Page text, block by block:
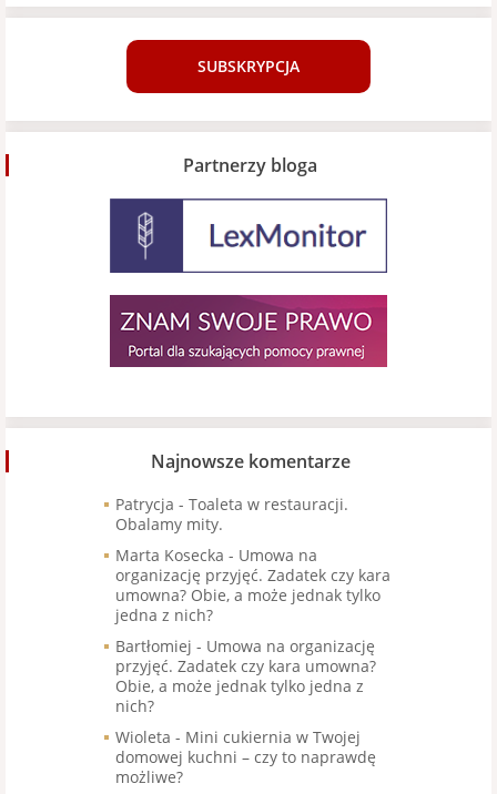
SUBSKRYPCJA
Partnerzy bloga
Najnowsze komentarze
Patrycja - Toaleta w restauracji.
Obalamy mity.
Marta Kosecka - Umowa na
organizację przyjęć. Zadatek czy kara
umowna? Obie, a może jednak tylko
jedna z nich?
Bartłomiej - Umowa na organizację
przyjęć. Zadatek czy kara umowna?
Obie, a może jednak tylko jedna z
nich?
Wioleta - Mini cukiernia w Twojej
domowej kuchni – czy to naprawdę
możliwe?